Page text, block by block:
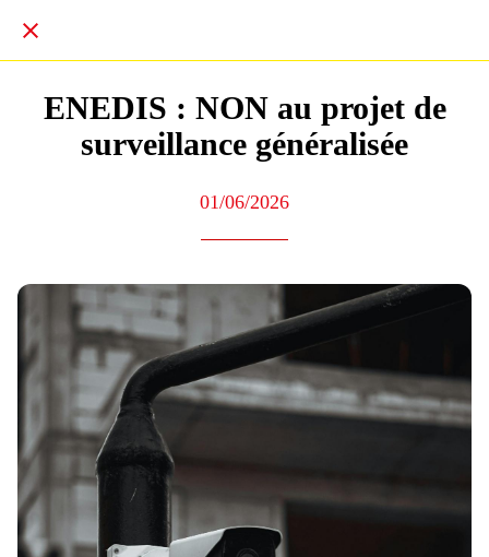
ENEDIS : NON au projet de
surveillance généralisée
01/06/2026